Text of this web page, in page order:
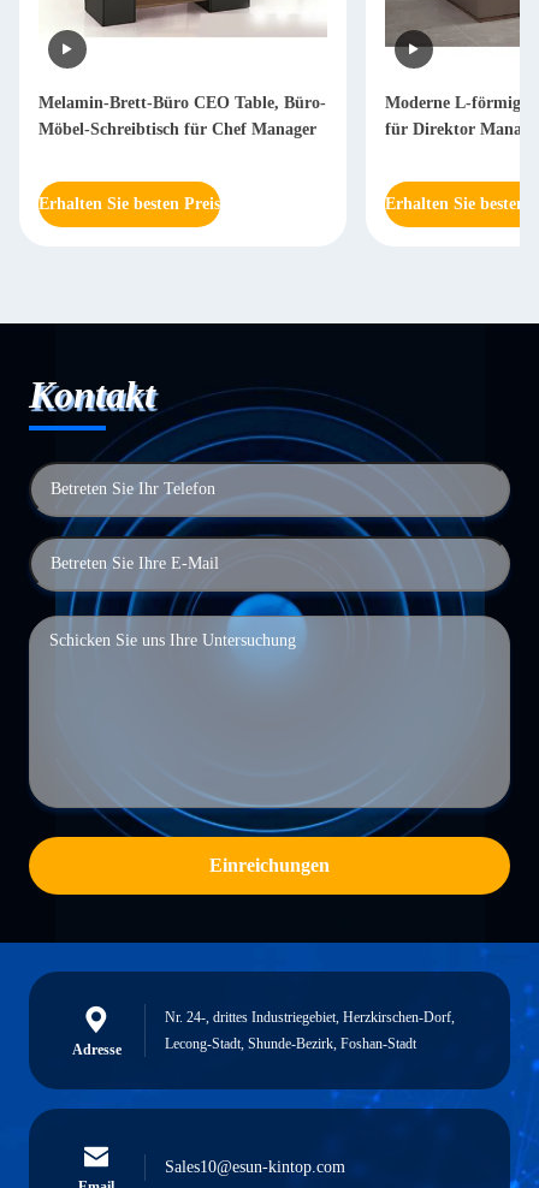
Melamin-Brett-Büro CEO Table, Büro-
Möbel-Schreibtisch für Chef Manager
Erhalten Sie besten Preis
Moderne L-förmige
für Direktor
Erhalten Sie besten
Kontakt
Einreichungen
Adresse
Nr. 24-, drittes Industriegebiet, Herzkirschen-Dorf,
Lecong-Stadt, Shunde-Bezirk, Foshan-Stadt
Sales10@esun-kintop.com